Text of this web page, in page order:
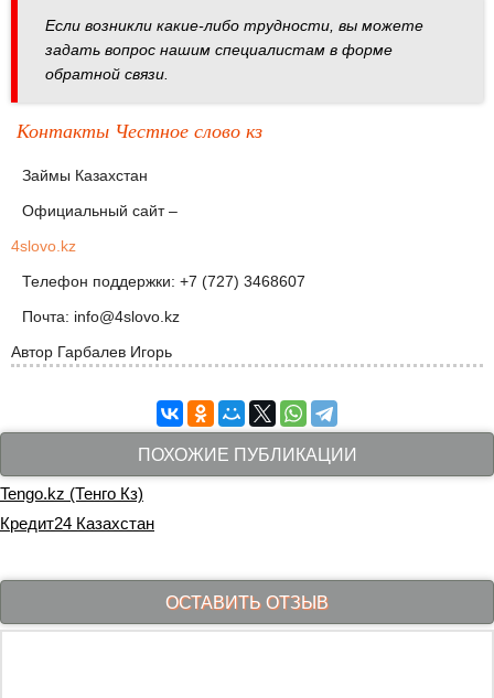
Если возникли какие-либо трудности, вы можете
задать вопрос нашим специалистам в форме
обратной связи.
Контакты Честное слово кз
Займы Казахстан
Официальный сайт –
4slovo.kz
Телефон поддержки: +7 (727) 3468607
Почта: info@4slovo.kz
Автор Гарбалев Игорь
ПОХОЖИЕ ПУБЛИКАЦИИ
Tengo.kz (Тенго Кз)
Кредит24 Казахстан
ОСТАВИТЬ ОТЗЫВ